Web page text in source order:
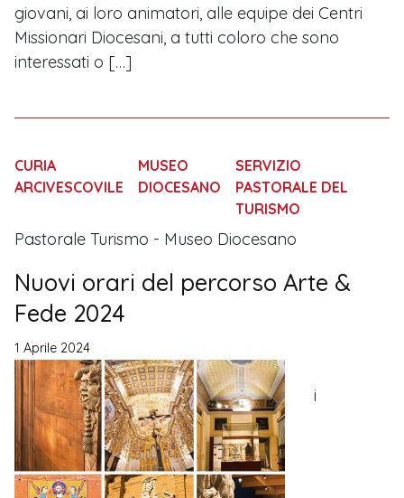
giovani, ai loro animatori, alle equipe dei Centri
Missionari Diocesani, a tutti coloro che sono
interessati o […]
CURIA
ARCIVESCOVILE
MUSEO
DIOCESANO
SERVIZIO
PASTORALE DEL
TURISMO
Pastorale Turismo - Museo Diocesano
Nuovi orari del percorso Arte &
Fede 2024
1 Aprile 2024
i